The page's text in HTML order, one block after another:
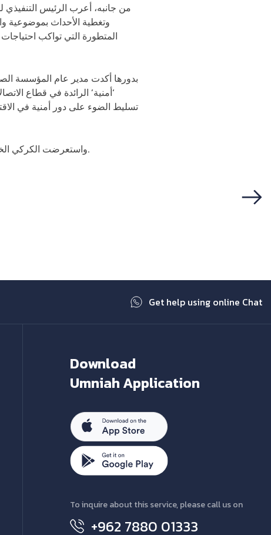
من جانبه، أعرب الرئيس
وتغطية الأحداث بموضوعية
المتطورة التي تواكب
بدورها أكدت مدير عام المؤسسة
‘أمنية’ الرائدة في قطاع
تسليط الضوء على دور أمنية في
واستعرضت الكركي الخطط المستقبلية للمؤسسة في مجال التحول الرقمي، وأهمية هذا التعاون في مواكبة التطورات الإعلامية.
Get help using online Chat
Download
Umniah Application
To inquire about this service, please call us on
+962 7880 01333